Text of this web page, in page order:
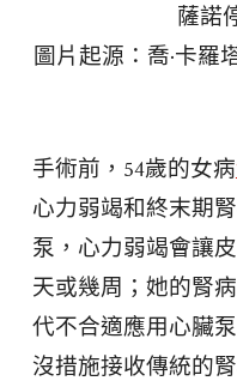
薩諾
圖片起源：喬·卡羅
手術前，54歲的女病
心力弱竭和終末期
泵，心力弱竭會讓
天或幾周；她的腎
代不合適應用心臟
沒措施接收傳統的